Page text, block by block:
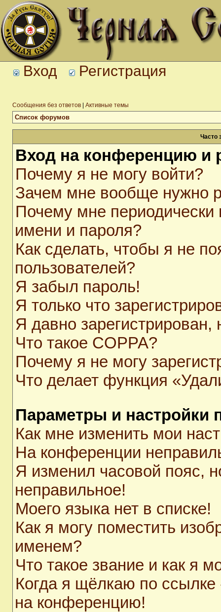
Вход Регистрация
Сообщения без ответов Активные темы
Список форумов
Часто
Вход на конференцию и
Почему я не могу войти?
Зачем мне вообще нужно
Почему мне периодически
имени и пароля?
Как сделать, чтобы я не
пользователей?
Я забыл пароль!
Я только что
Я давно
Что такое COPPA?
Почему я не могу
Что делает функция
Параметры и настройки
Как мне изменить мои
На конференции
Я изменил часовой пояс,
неправильное!
Моего языка нет в списке!
Как я могу поместить
именем?
Что такое звание и как я
Когда я щёлкаю по ссылке
на конференцию!